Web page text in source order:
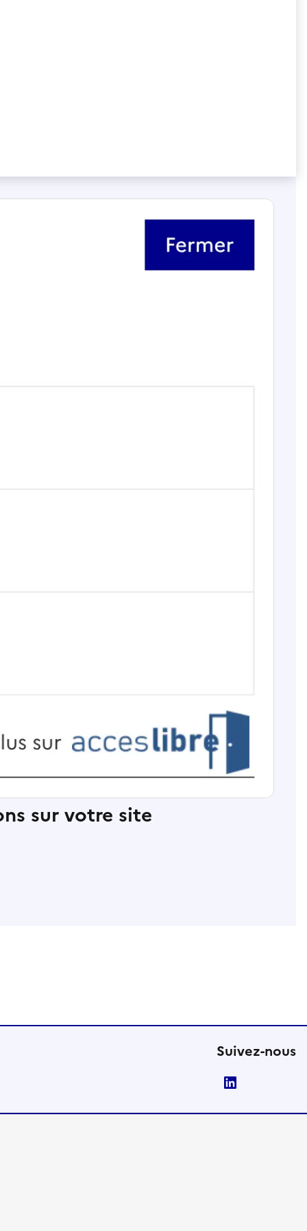
sur votre site
Suivez-nous